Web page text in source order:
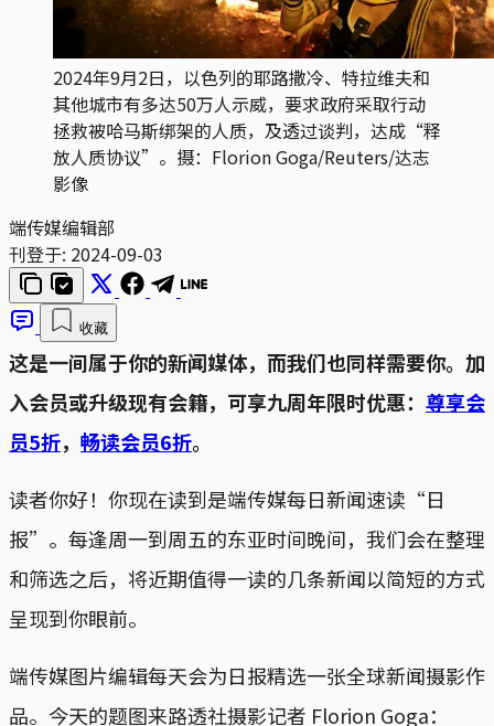
2024年9月2日，以色列的耶路撒冷、特拉维夫和
其他城市有多达50万人示威，要求政府采取行动
拯救被哈马斯绑架的人质，及透过谈判，达成“释
放人质协议”。摄：Florion Goga/Reuters/达志
影像
端传媒编辑部
刊登于: 2024-09-03
收藏
这是一间属于你的新闻媒体，而我们也同样需要你。加
入会员或升级现有会籍，可享九周年限时优惠： 尊享会
员5折， 畅读会员6折。
读者你好！你现在读到是端传媒每日新闻速读“日
报”。每逢周一到周五的东亚时间晚间，我们会在整理
和筛选之后，将近期值得一读的几条新闻以简短的方式
呈现到你眼前。
端传媒图片编辑每天会为日报精选一张全球新闻摄影作
品。今天的题图来路透社摄影记者 Florion Goga：